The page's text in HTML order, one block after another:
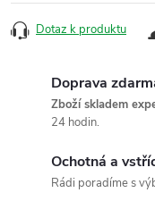
Dotaz k produktu
Doprava
Zboží skladem
24 hodin.
Ochotná a
Rádi poradíme s